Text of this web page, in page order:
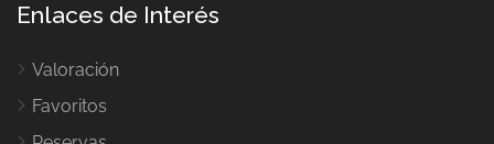
Enlaces de Interés
Valoración
Favoritos